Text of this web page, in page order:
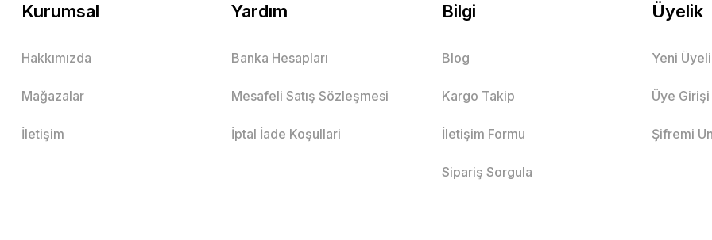
Kurumsal
Hakkımızda
Mağazalar
İletişim
Yardım
Banka Hesapları
Mesafeli Satış Sözleşmesi
İptal İade Koşullari
Bilgi
Blog
Kargo Takip
İletişim Formu
Sipariş Sorgula
Üyelik
Yeni
Üye Girişi
Şifremi